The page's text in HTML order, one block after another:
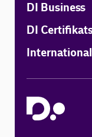
DI Business
DI